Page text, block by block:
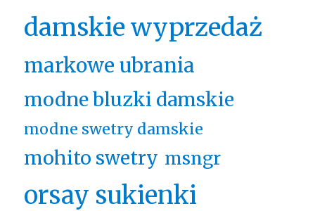
damskie wyprzedaż
markowe ubrania
modne bluzki damskie
modne swetry damskie
mohito swetry msngr
orsay sukienki